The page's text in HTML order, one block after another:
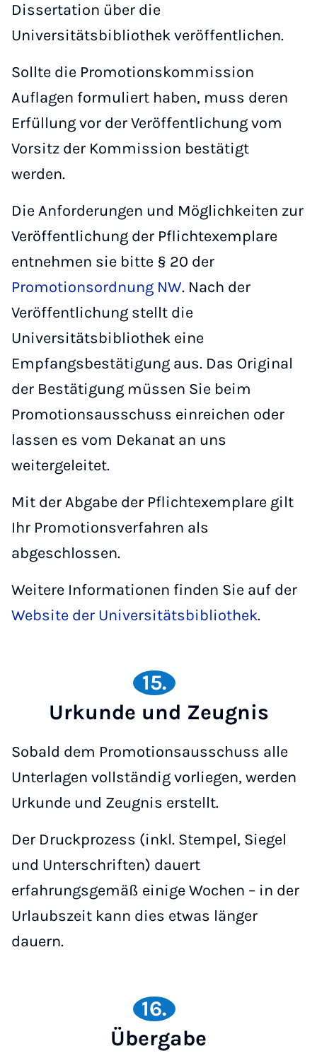
Dissertation über die
Universitätsbibliothek veröffentlichen.
Sollte die Promotionskommission
Auflagen formuliert haben, muss deren
Erfüllung vor der Veröffentlichung vom
Vorsitz der Kommission bestätigt
werden.
Die Anforderungen und Möglichkeiten zur
Veröffentlichung der Pflichtexemplare
entnehmen sie bitte § 20 der
Promotionsordnung NW. Nach der
Veröffentlichung stellt die
Universitätsbibliothek eine
Empfangsbestätigung aus. Das Original
der Bestätigung müssen Sie beim
Promotionsausschuss einreichen oder
lassen es vom Dekanat an uns
weitergeleitet.
Mit der Abgabe der Pflichtexemplare gilt
Ihr Promotionsverfahren als
abgeschlossen.
Weitere Informationen finden Sie auf der
Website der Universitätsbibliothek.
15.
Urkunde und Zeugnis
Sobald dem Promotionsausschuss alle
Unterlagen vollständig vorliegen, werden
Urkunde und Zeugnis erstellt.
Der Druckprozess (inkl. Stempel, Siegel
und Unterschriften) dauert
erfahrungsgemäß einige Wochen – in der
Urlaubszeit kann dies etwas länger
dauern.
16.
Übergabe